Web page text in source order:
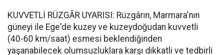
KUVVETLİ RÜZGÂR UYARISI: Rüzgârın, Marmara'nın
güneyi ile Ege'de kuzey ve kuzeydoğudan kuvvetli
(40-60 km/saat) esmesi beklendiğinden
yaşanabilecek olumsuzluklara karşı dikkatli ve tedbirli